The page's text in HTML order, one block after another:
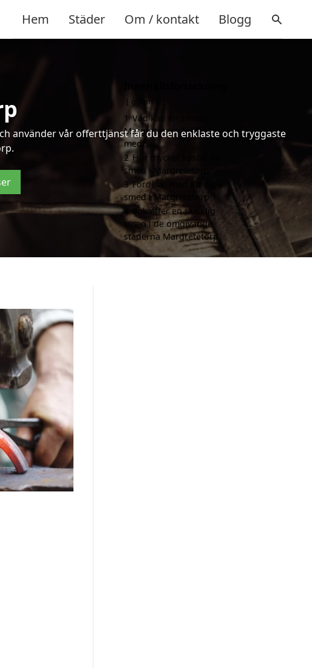
Hem Städer Om / kontakt Blogg
använder vår offerttjänst får du den enklaste och tryggaste
gömma
1 Vad kan en smed i
Margretetorp hjälpa till
med?
2 Hur mycket kostar en
smed i Margretetorp?
3 Fördelar med att välja
smed i Margretetorp
Sök efter en skicklig
smed i de omgivande
städerna Margretetorp